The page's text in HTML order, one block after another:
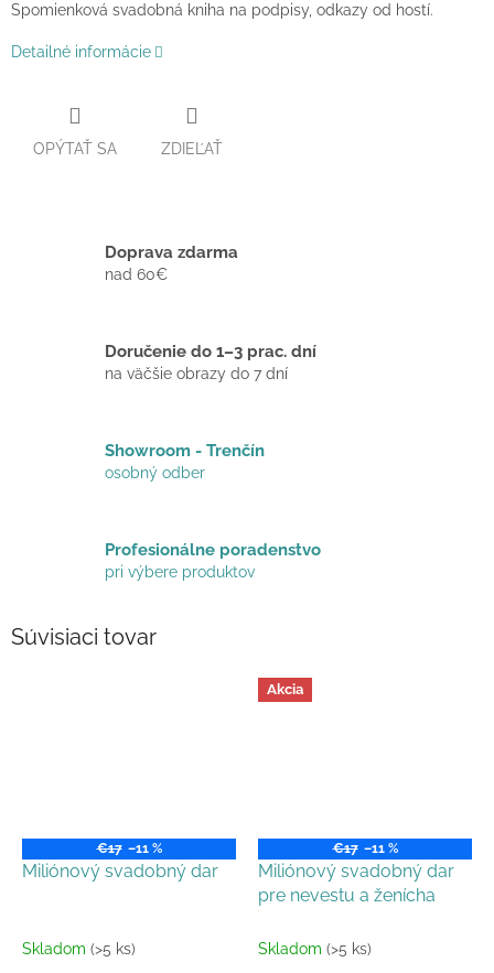
Spomienková svadobná kniha na podpisy, odkazy od hostí.
Detailné informácie
OPÝTAŤ SA ZDIEĽAŤ
Doprava zdarma
nad 60€
Doručenie do 1–3 prac. dní
na väčšie obrazy do 7 dní
Showroom - Trenčín
osobný odber
Profesionálne poradenstvo
pri výbere produktov
Súvisiaci tovar
€17 –11 %
Miliónový svadobný dar
Skladom (>5 ks)
Akcia
€17 –11 %
Miliónový svadobný dar
pre nevestu a ženícha
Skladom (>5 ks)